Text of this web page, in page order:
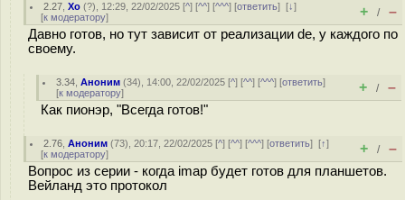
2.27 ,Хо (?), 12:29, 22/02/2025 [^] [^^] [^^^] [ответить][↓]
[к модератору] + / –
Давно готов, но тут зависит от реализации de, у каждого по
своему.
3.34 ,Аноним (34), 14:00, 22/02/2025 [^] [^^] [^^^] [ответить]
[к модератору] + / –
Как пионэр, "Всегда готов!"
2.76 ,Аноним (73), 20:17, 22/02/2025 [^] [^^] [^^^] [ответить][↑]
[к модератору] + / –
Вопрос из серии - когда imap будет готов для планшетов.
Вейланд это протокол